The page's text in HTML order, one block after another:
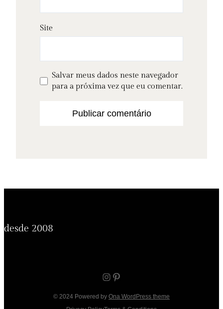
Site
Salvar meus dados neste navegador
para a próxima vez que eu comentar.
desde 2008
Instagram Pinterest
© 2024 Powered by Ona WordPress theme